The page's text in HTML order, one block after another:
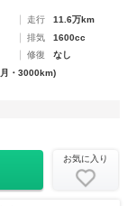
走行
11.6万km
排気
1600cc
修復
なし
・3000km)
お気に入り